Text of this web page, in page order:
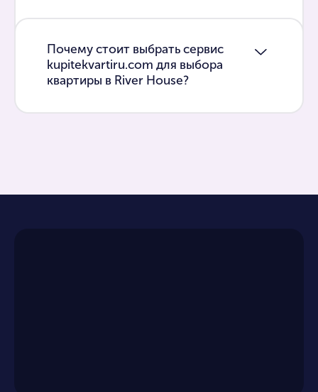
Почему стоит выбрать сервис
kupitekvartiru.com для выбора
квартиры в River House?